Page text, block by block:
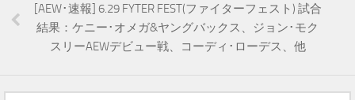
[AEW･速報] 6.29 FYTER FEST(ファイターフェスト) 試合
結果：ケニー･オメガ&ヤングバックス、ジョン･モク
スリーAEWデビュー戦、コーディ･ローデス、他